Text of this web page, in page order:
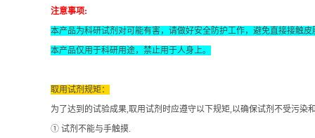
注意事项:
本产品为科研试剂对可能有害，请做好安全防护工作，避免直接接触皮
本产品仅用于科研用途，禁止用于人身上。
取用试剂规矩：
为了达到的试验成果,取用试剂时应遵守以下规矩,以确保试剂不受污染和
① 试剂不能与手触摸.